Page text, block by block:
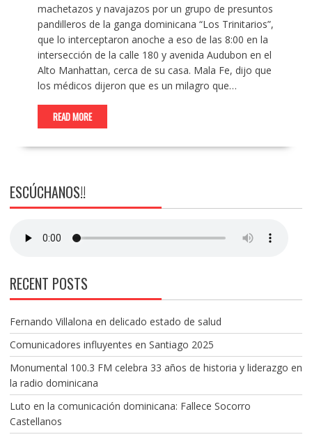
machetazos y navajazos por un grupo de presuntos
pandilleros de la ganga dominicana “Los Trinitarios”,
que lo interceptaron anoche a eso de las 8:00 en la
intersección de la calle 180 y avenida Audubon en el
Alto Manhattan, cerca de su casa. Mala Fe, dijo que
los médicos dijeron que es un milagro que…
READ MORE
ESCÚCHANOS!!
RECENT POSTS
Fernando Villalona en delicado estado de salud
Comunicadores influyentes en Santiago 2025
Monumental 100.3 FM celebra 33 años de historia y liderazgo en
la radio dominicana
Luto en la comunicación dominicana: Fallece Socorro
Castellanos